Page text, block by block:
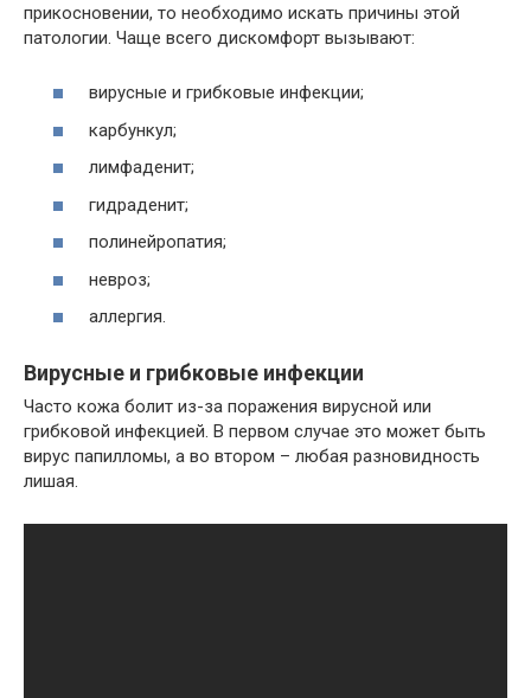
прикосновении, то необходимо искать причины этой
патологии. Чаще всего дискомфорт вызывают:
вирусные и грибковые инфекции;
карбункул;
лимфаденит;
гидраденит;
полинейропатия;
невроз;
аллергия.
Вирусные и грибковые инфекции
Часто кожа болит из-за поражения вирусной или
грибковой инфекцией. В первом случае это может быть
вирус папилломы, а во втором – любая разновидность
лишая.